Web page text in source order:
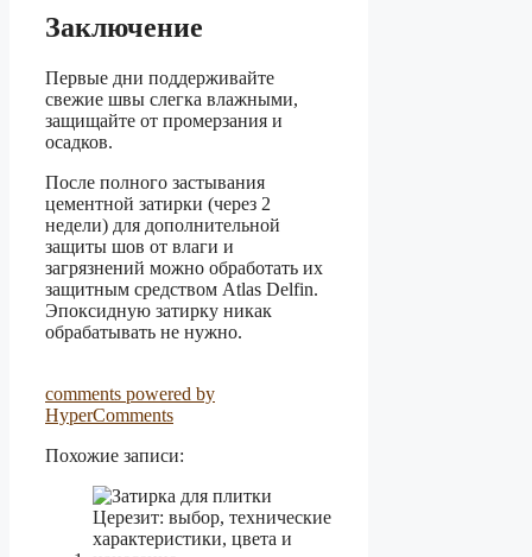
Заключение
Первые дни поддерживайте
свежие швы слегка влажными,
защищайте от промерзания и
осадков.
После полного застывания
цементной затирки (через 2
недели) для дополнительной
защиты шов от влаги и
загрязнений можно обработать их
защитным средством Atlas Delfin.
Эпоксидную затирку никак
обрабатывать не нужно.
comments powered by
HyperComments
Похожие записи: